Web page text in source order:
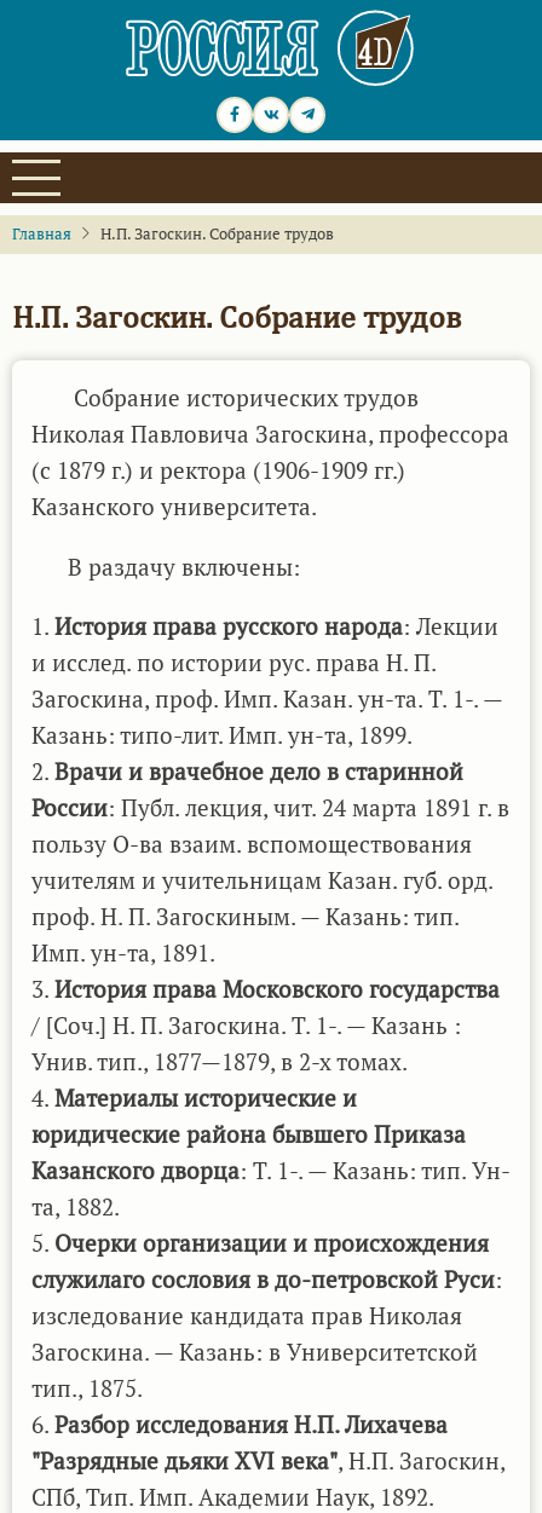
Главная Н.П. Загоскин. Собрание трудов
Н.П. Загоскин. Собрание трудов
Собрание исторических трудов
Николая Павловича Загоскина, профессора
(с 1879 г.) и ректора (1906-1909 гг.)
Казанского университета.
В раздачу включены:
1. История права русского народа: Лекции
и исслед. по истории рус. права Н. П.
Загоскина, проф. Имп. Казан. ун-та. Т. 1-. —
Казань: типо-лит. Имп. ун-та, 1899.
2. Врачи и врачебное дело в старинной
России: Публ. лекция, чит. 24 марта 1891 г. в
пользу О-ва взаим. вспомоществования
учителям и учительницам Казан. губ. орд.
проф. Н. П. Загоскиным. — Казань: тип.
Имп. ун-та, 1891.
3. История права Московского государства
/ [Соч.] Н. П. Загоскина. Т. 1-. — Казань :
Унив. тип., 1877—1879, в 2-х томах.
4. Материалы исторические и
юридические района бывшего Приказа
Казанского дворца: Т. 1-. — Казань: тип. Ун-
та, 1882.
5. Очерки организации и происхождения
служилаго сословия в до-петровской Руси:
изследование кандидата прав Николая
Загоскина. — Казань: в Университетской
тип., 1875.
6. Разбор исследования Н.П. Лихачева
"Разрядные дьяки XVI века", Н.П. Загоскин,
СПб, Тип. Имп. Академии Наук, 1892.